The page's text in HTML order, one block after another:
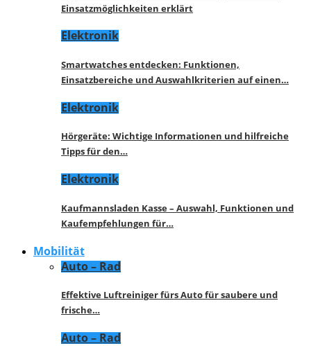
Einsatzmöglichkeiten erklärt
Elektronik
Smartwatches entdecken: Funktionen,
Einsatzbereiche und Auswahlkriterien auf einen…
Elektronik
Hörgeräte: Wichtige Informationen und hilfreiche
Tipps für den…
Elektronik
Kaufmannsladen Kasse – Auswahl, Funktionen und
Kaufempfehlungen für…
Mobilität
Auto – Rad
Effektive Luftreiniger fürs Auto für saubere und
frische…
Auto – Rad